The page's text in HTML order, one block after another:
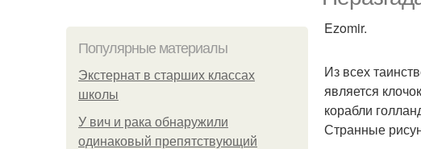
Популярные материалы
Экстернат в старших классах
школы
У вич и рака обнаружили
одинаковый препятствующий
Ezomir.
Из всех
является
корабли
Странные